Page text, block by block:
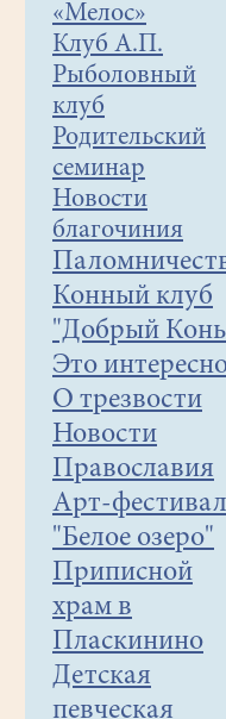
«Мелос»
Клуб А.П.
Рыболовный
клуб
Родительский
семинар
Новости
благочиния
Конный клуб
"Добрый
Это
О трезвости
Новости
Православия
Арт-
"Белое озеро"
Приписной
храм в
Пласкинино
Детская
певческая